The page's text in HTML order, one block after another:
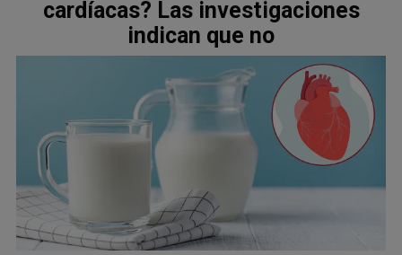
cardíacas? Las investigaciones
indican que no